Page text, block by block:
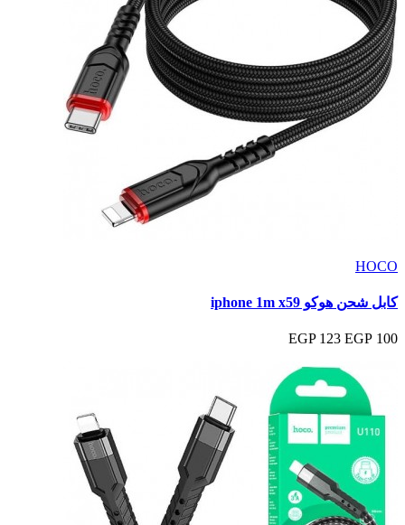
HOCO
كابل شحن هوكو iphone 1m x59
100 EGP
123 EGP